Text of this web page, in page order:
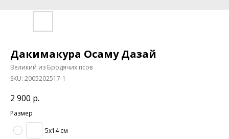
Дакимакура Осаму Дазай
Великий из Бродячих псов
SKU: 2005202517-1
2 900 р.
Размер
5х14 см